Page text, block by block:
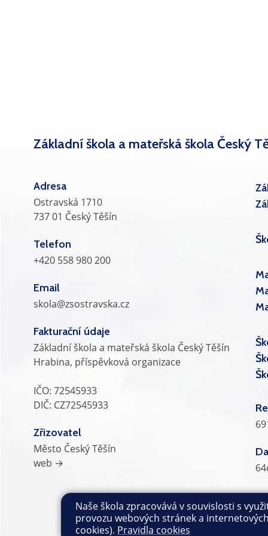
Základní škola a mateřská škola Český
Adresa
Ostravská 1710
737 01 Český Těšín
Telefon
+420 558 980 200
Email
skola@zsostravska.cz
Fakturační údaje
Základní škola a mateřská škola Český Těšín
Hrabina, příspěvková organizace
IČO: 72545933
DIČ: CZ72545933
Zřizovatel
Město Český Těšín
web →
Všechna práva vyhrazena. Copyright © 2026 |
Naše škola zpracovává v souvislosti s
provozu webových stránek a
cookies). Pravidla cookies